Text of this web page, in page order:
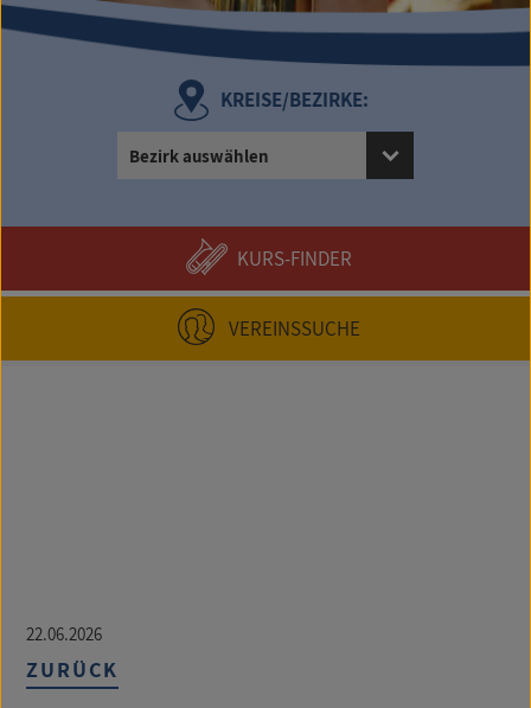
KREISE/BEZIRKE:
Bezirk auswählen
KURS-FINDER
VEREINSSUCHE
22.06.2026
ZURÜCK